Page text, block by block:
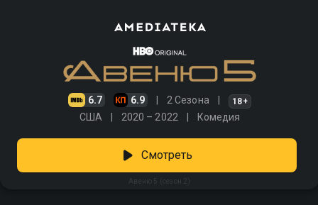
6.7 6.9 2 Сезона 18+
США 2020 – 2022 Комедия
Авеню 5 (сезон 2)
Смотреть